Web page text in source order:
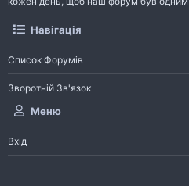
Навігація
Список Форумів
Зворотній Зв'язок
Меню
Вхід